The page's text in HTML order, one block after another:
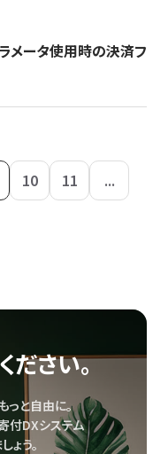
メータ使用時の決済フ
10 11
...
ださい。
っと自由に。
付DXシステム
ょう。